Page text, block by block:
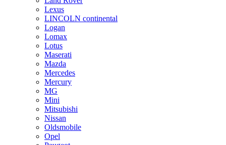
Lexus
LINCOLN continental
Logan
Lomax
Lotus
Maserati
Mazda
Mercedes
Mercury
MG
Mini
Mitsubishi
Nissan
Oldsmobile
Opel